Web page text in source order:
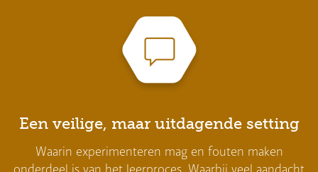
Een veilige, maar uitdagende setting
Waarin experimenteren mag en fouten maken